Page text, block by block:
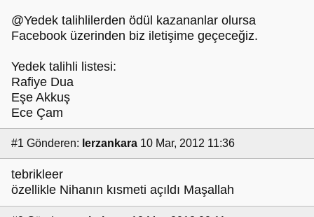
@Yedek talihlilerden ödül kazananlar olursa
Facebook üzerinden biz iletişime geçeceğiz.
Yedek talihli listesi:
Rafiye Dua
Eşe Akkuş
Ece Çam
#1 Gönderen: lerzankara 10 Mar, 2012 11:36
tebrikleer
özellikle Nihanın kısmeti açıldı Maşallah